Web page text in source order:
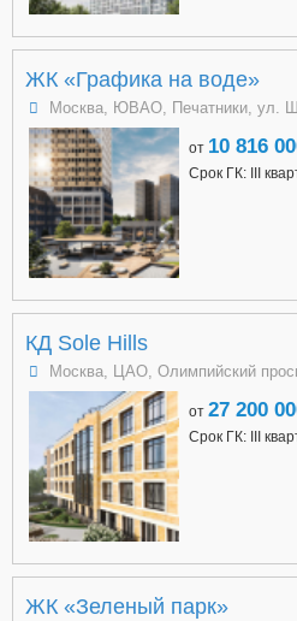
ЖК «Графика на воде»
Москва, ЮВАО, Печатники, ул.
от 10 816
Срок ГК: III
КД Sole Hills
Москва, ЦАО, Олимпийский
от 27 200
Срок ГК: III
ЖК «Зеленый парк»